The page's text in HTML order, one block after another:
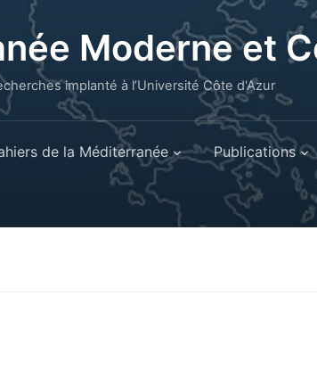
Moderne et
implanté à l’Université Côte d'Azur
de la Méditerranée Publications